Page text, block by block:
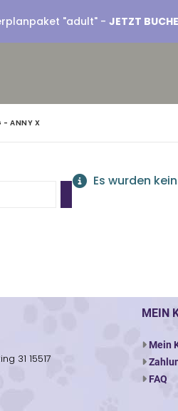
"adult" - JETZT
- ANNY X
Es wurden
31 15517
MEIN
Mein
FAQ